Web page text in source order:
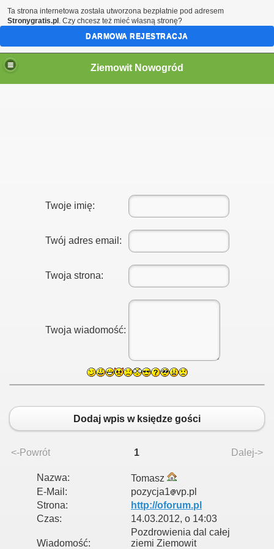
Ziemowit Nowogród
Twoje imię:
Twój adres email:
Twoja strona:
Twoja wiadomość:
Dodaj wpis w księdze gości
<-Powrót 1 Dalej->
Nazwa:
Tomasz
E-Mail:
pozycja1
vp.pl
Strona:
http://oforum.pl
Czas:
14.03.2012, o 14:03
Wiadomość:
Pozdrowienia dal całej
ziemi Ziemowit
Ta strona internetowa została utworzona bezpłatnie pod adresem
Stronygratis.pl . Czy chcesz też mieć własną stronę?
DARMOWA REJESTRACJA